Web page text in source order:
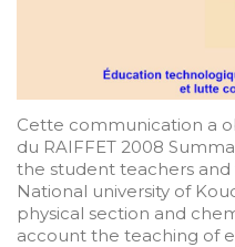
Cette communication a
du RAIFFET 2008
the student teachers and
National university of
physical section and
account the teaching of